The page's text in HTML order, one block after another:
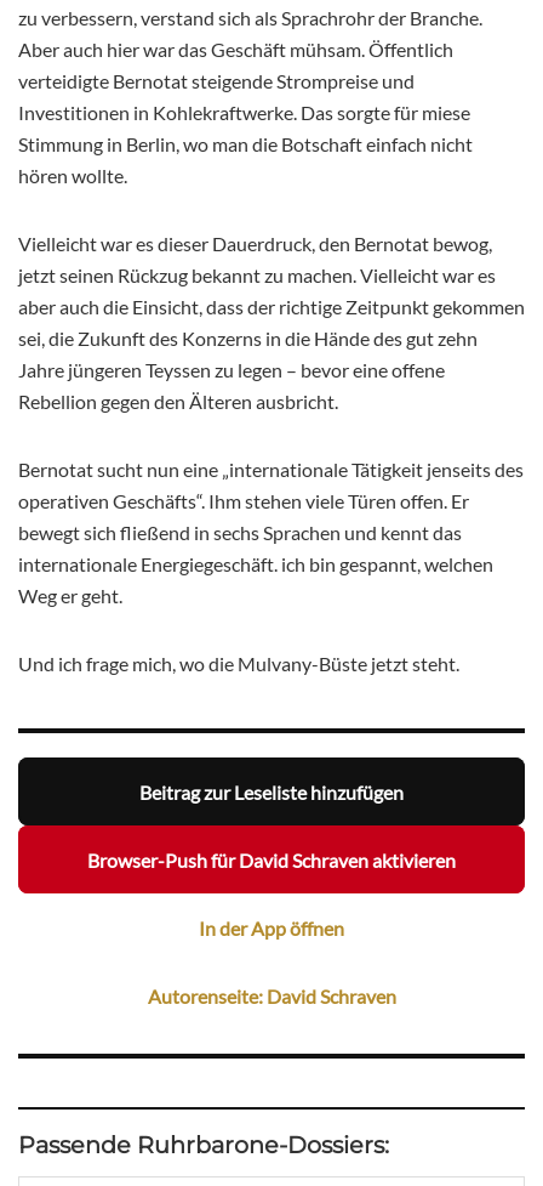
zu verbessern, verstand sich als Sprachrohr der Branche.
Aber auch hier war das Geschäft mühsam. Öffentlich
verteidigte Bernotat steigende Strompreise und
Investitionen in Kohlekraftwerke. Das sorgte für miese
Stimmung in Berlin, wo man die Botschaft einfach nicht
hören wollte.
Vielleicht war es dieser Dauerdruck, den Bernotat bewog,
jetzt seinen Rückzug bekannt zu machen. Vielleicht war es
aber auch die Einsicht, dass der richtige Zeitpunkt gekommen
sei, die Zukunft des Konzerns in die Hände des gut zehn
Jahre jüngeren Teyssen zu legen – bevor eine offene
Rebellion gegen den Älteren ausbricht.
Bernotat sucht nun eine „internationale Tätigkeit jenseits des
operativen Geschäfts“. Ihm stehen viele Türen offen. Er
bewegt sich fließend in sechs Sprachen und kennt das
internationale Energiegeschäft. ich bin gespannt, welchen
Weg er geht.
Und ich frage mich, wo die Mulvany-Büste jetzt steht.
Beitrag zur Leseliste hinzufügen
Browser-Push für David Schraven aktivieren
In der App öffnen
Autorenseite: David Schraven
Passende Ruhrbarone-Dossiers: